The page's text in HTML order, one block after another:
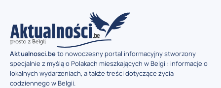
Aktualnosci.beto nowoczesny portal informacyjny stworzony
specjalnie z myślą o Polakach mieszkających w Belgii: informacje o
lokalnych wydarzeniach, a także treści dotyczące życia
codziennego w Belgii.